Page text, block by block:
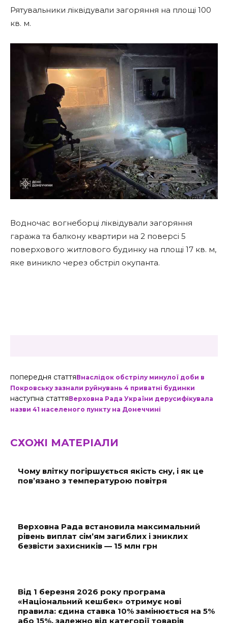
Рятувальники ліквідували загоряння на площі 100
кв. м.
Водночас вогнеборці ліквідували загоряння
гаража та балкону квартири на 2 поверсі 5
поверхового житлового будинку на площі 17 кв. м,
яке виникло через обстріл окупанта.
попередня статтяВнаслідок обстрілу минулої доби в
Покровську зазнали руйнувань 4 приватні будинки
наступна статтяВерховна Рада України дерусифікувала
назви 41 населеного пункту на Донеччині
СХОЖІ МАТЕРІАЛИ
Чому влітку погіршується якість сну, і як це
пов’язано з температурою повітря
Верховна Рада встановила максимальний
рівень виплат сім’ям загиблих і зниклих
безвісти захисників — 15 млн грн
Від 1 березня 2026 року програма
«Національний кешбек» отримує нові
правила: єдина ставка 10% замінюється на 5%
або 15%, залежно від категорії товарів